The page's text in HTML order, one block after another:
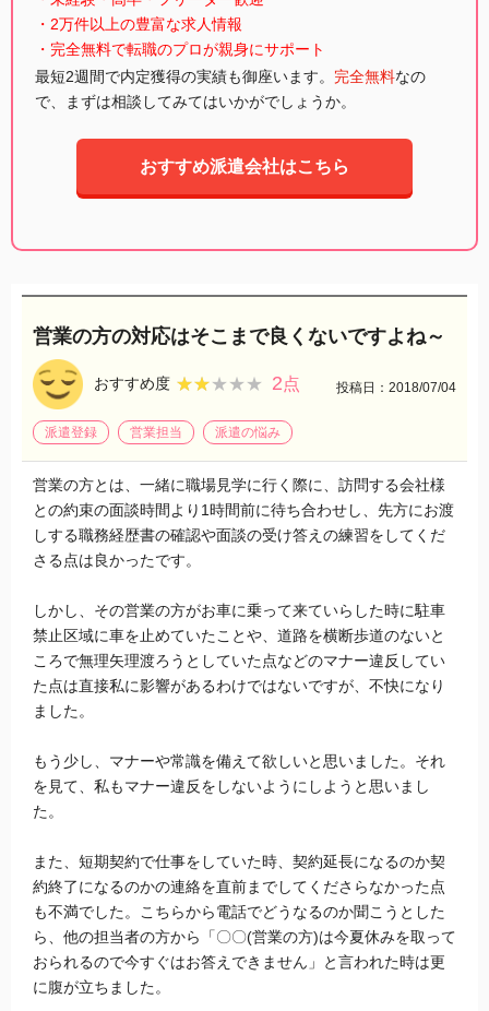
・2万件以上の豊富な求人情報
・完全無料で転職のプロが親身にサポート
最短2週間で内定獲得の実績も御座います。 完全無料なの
で、まずは相談してみてはいかがでしょうか。
おすすめ派遣会社はこちら
営業の方の対応はそこまで良くないですよね～
おすすめ度 ★★★★★
★★★★★ 2点 投稿日：2018/07/04
派遣登録 営業担当 派遣の悩み
営業の方とは、一緒に職場見学に行く際に、訪問する会社様
との約束の面談時間より1時間前に待ち合わせし、先方にお渡
しする職務経歴書の確認や面談の受け答えの練習をしてくだ
さる点は良かったです。
しかし、その営業の方がお車に乗って来ていらした時に駐車
禁止区域に車を止めていたことや、道路を横断歩道のないと
ころで無理矢理渡ろうとしていた点などのマナー違反してい
た点は直接私に影響があるわけではないですが、不快になり
ました。
もう少し、マナーや常識を備えて欲しいと思いました。それ
を見て、私もマナー違反をしないようにしようと思いまし
た。
また、短期契約で仕事をしていた時、契約延長になるのか契
約終了になるのかの連絡を直前までしてくださらなかった点
も不満でした。こちらから電話でどうなるのか聞こうとした
ら、他の担当者の方から「〇〇(営業の方)は今夏休みを取って
おられるので今すぐはお答えできません」と言われた時は更
に腹が立ちました。